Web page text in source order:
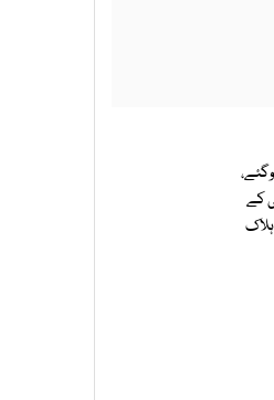
کمپنی کے 8 مزدور جاں بحق اور 5 زخمی ہوگئے،
کے
نصب بم سے ٹکرا کر مکمل طور پر تباہ ہوگئی جس میں 8افراد ہلاک